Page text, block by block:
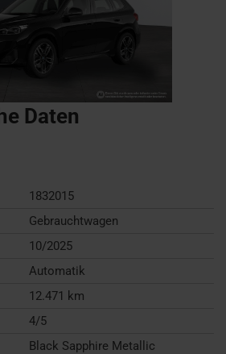
Daten
1832015
Gebrauchtwagen
10/2025
Automatik
12.471 km
4/5
Black Sapphire Metallic